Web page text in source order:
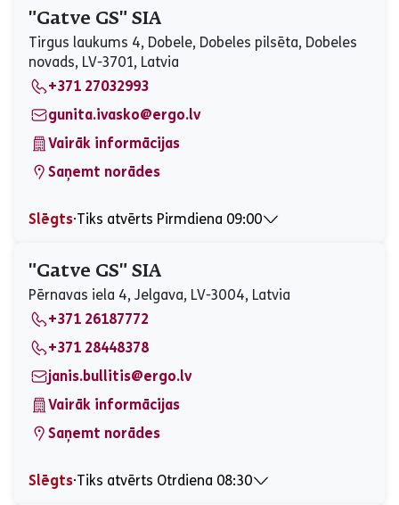
Otrdiena
08:30 - 17:00
Trešdiena
08:30 - 17:00
Ceturtdiena
08:30 - 17:00
Piektdiena
08:30 - 17:00
Sestdiena
Slēgts
Svētdiena
Slēgts
"Gatve GS" SIA
Tirgus laukums 4, Dobele, Dobeles pilsēta, Dobeles
novads, LV-3701, Latvia
+371 27032993
gunita.ivasko@ergo.lv
Vairāk informācijas
Saņemt norādes
Slēgts⋅Tiks atvērts Pirmdiena 09:00
Otrdiena
Slēgts
Trešdiena
Slēgts
Ceturtdiena
09:00 - 16:00
Piektdiena
09:00 - 12:30
Sestdiena
Slēgts
Svētdiena
"Gatve GS" SIA
Pērnavas iela 4, Jelgava, LV-3004, Latvia
+371 26187772
+371 28448378
janis.bullitis@ergo.lv
Vairāk informācijas
Saņemt norādes
Slēgts⋅Tiks atvērts Otrdiena 08:30